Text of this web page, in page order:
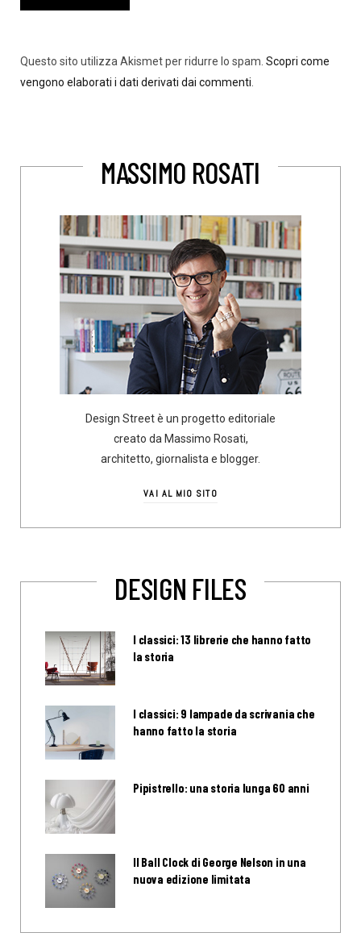
Questo sito utilizza Akismet per ridurre lo spam. Scopri come
vengono elaborati i dati derivati dai commenti
MASSIMO ROSATI
Design Street è un progetto editoriale
creato da Massimo Rosati,
architetto, giornalista e blogger.
VAI AL MIO SITO
DESIGN FILES
I classici: 13 librerie che hanno fatto
la storia
I classici: 9 lampade da scrivania che
hanno fatto la storia
Pipistrello: una storia lunga 60 anni
Il Ball Clock di George Nelson in una
nuova edizione limitata